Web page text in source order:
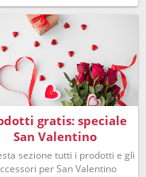
gratis: speciale
San Valentino
sezione tutti i prodotti e gli
per San Valentino